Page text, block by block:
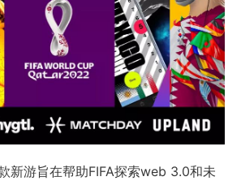
新游旨在帮助FIFA探索web 3.0和未